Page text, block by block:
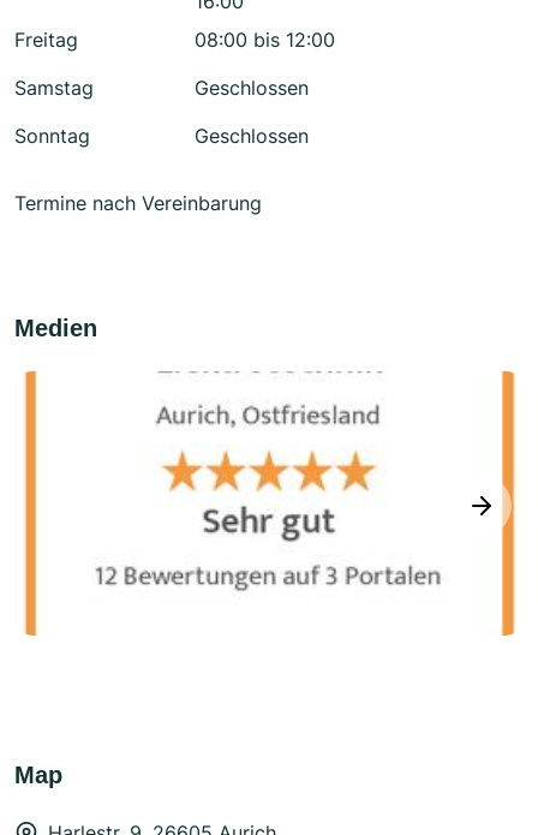
Freitag
08:00 bis 12:00
Samstag
Geschlossen
Sonntag
Geschlossen
Termine nach Vereinbarung
Medien
next
Map